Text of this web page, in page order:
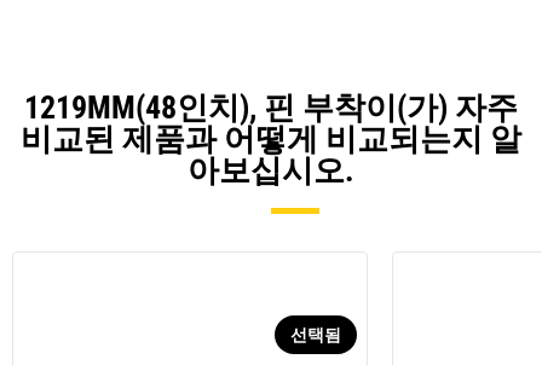
1219MM(48인치), 핀 부착이(가) 자주
비교된 제품과 어떻게 비교되는지 알
아보십시오.
선택됨